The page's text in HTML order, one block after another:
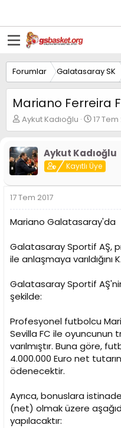
Forumlar Galatasaray SK
Mariano Ferreira
K
o
u
y
u
B
a
ş
a
a
n
Aykut Kadıoğlu
B
a
l
a
n
g
a
i
h
17 Tem
Aykut Kadıoğlu
Kayıtlı Üye
17 Tem 2017
Mariano Galatasaray'da
Galatasaray Sportif AŞ,
ile anlaşmaya varıldığını
Galatasaray Sportif
şekilde:
Profesyonel futbolcu
Sevilla FC ile oyuncunun
varılmıştır. Buna göre,
4.000.000 Euro net
ödenecektir.
Ayrıca, bonuslara
(net) olmak üzere
yapılacaktır: